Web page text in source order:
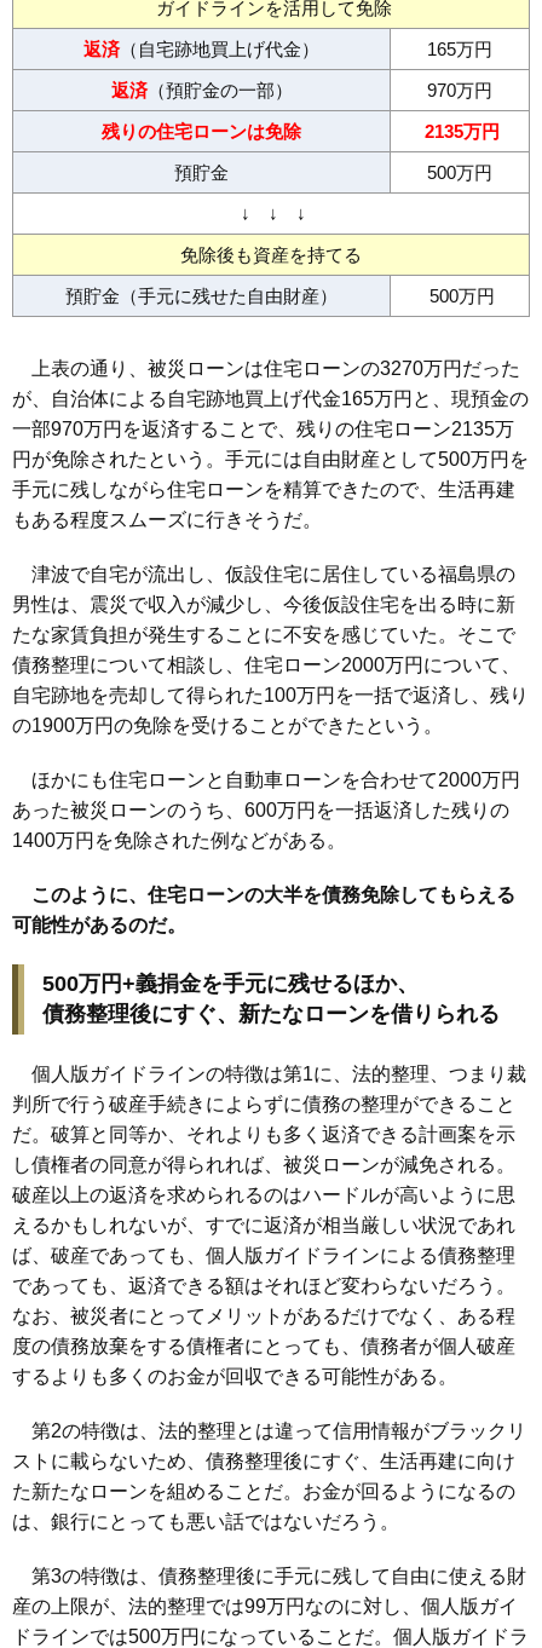
ガイドラインを活用して免除
返済（自宅跡地買上げ代金）
165万円
返済（預貯金の一部）
970万円
残りの住宅ローンは免除
2135万円
預貯金
500万円
↓ ↓ ↓
免除後も資産を持てる
預貯金（手元に残せた自由財産）
500万円
上表の通り、被災ローンは住宅ローンの3270万円だった
が、自治体による自宅跡地買上げ代金165万円と、現預金の
一部970万円を返済することで、残りの住宅ローン2135万
円が免除されたという。手元には自由財産として500万円を
手元に残しながら住宅ローンを精算できたので、生活再建
もある程度スムーズに行きそうだ。
津波で自宅が流出し、仮設住宅に居住している福島県の
男性は、震災で収入が減少し、今後仮設住宅を出る時に新
たな家賃負担が発生することに不安を感じていた。そこで
債務整理について相談し、住宅ローン2000万円について、
自宅跡地を売却して得られた100万円を一括で返済し、残り
の1900万円の免除を受けることができたという。
ほかにも住宅ローンと自動車ローンを合わせて2000万円
あった被災ローンのうち、600万円を一括返済した残りの
1400万円を免除された例などがある。
このように、住宅ローンの大半を債務免除してもらえる
可能性があるのだ。
500万円+義捐金を手元に残せるほか、
債務整理後にすぐ、新たなローンを借りられる
個人版ガイドラインの特徴は第1に、法的整理、つまり裁
判所で行う破産手続きによらずに債務の整理ができること
だ。破算と同等か、それよりも多く返済できる計画案を示
し債権者の同意が得られれば、被災ローンが減免される。
破産以上の返済を求められるのはハードルが高いように思
えるかもしれないが、すでに返済が相当厳しい状況であれ
ば、破産であっても、個人版ガイドラインによる債務整理
であっても、返済できる額はそれほど変わらないだろう。
なお、被災者にとってメリットがあるだけでなく、ある程
度の債務放棄をする債権者にとっても、債務者が個人破産
するよりも多くのお金が回収できる可能性がある。
第2の特徴は、法的整理とは違って信用情報がブラックリ
ストに載らないため、債務整理後にすぐ、生活再建に向け
た新たなローンを組めることだ。お金が回るようになるの
は、銀行にとっても悪い話ではないだろう。
第3の特徴は、債務整理後に手元に残して自由に使える財
産の上限が、法的整理では99万円なのに対し、個人版ガイ
ドラインでは500万円になっていることだ。個人版ガイドラ